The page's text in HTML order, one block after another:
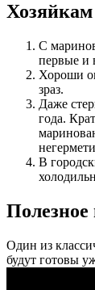
Хозяйкам
С
первые и
Хороши
зраз.
Даже
года.
В
Полезное
Один из
будут готовы